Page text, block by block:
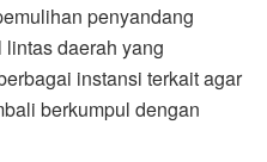
penyandang
daerah yang
instansi terkait agar
berkumpul dengan